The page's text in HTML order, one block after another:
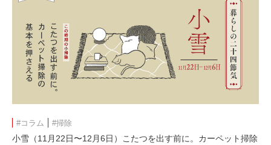
#コラム #掃除
小雪（11月22日〜12月6日）こたつを出す前に。カーペット掃除